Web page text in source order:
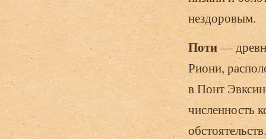
нездоровым.
Поти—
Риони,
в Понт
численность